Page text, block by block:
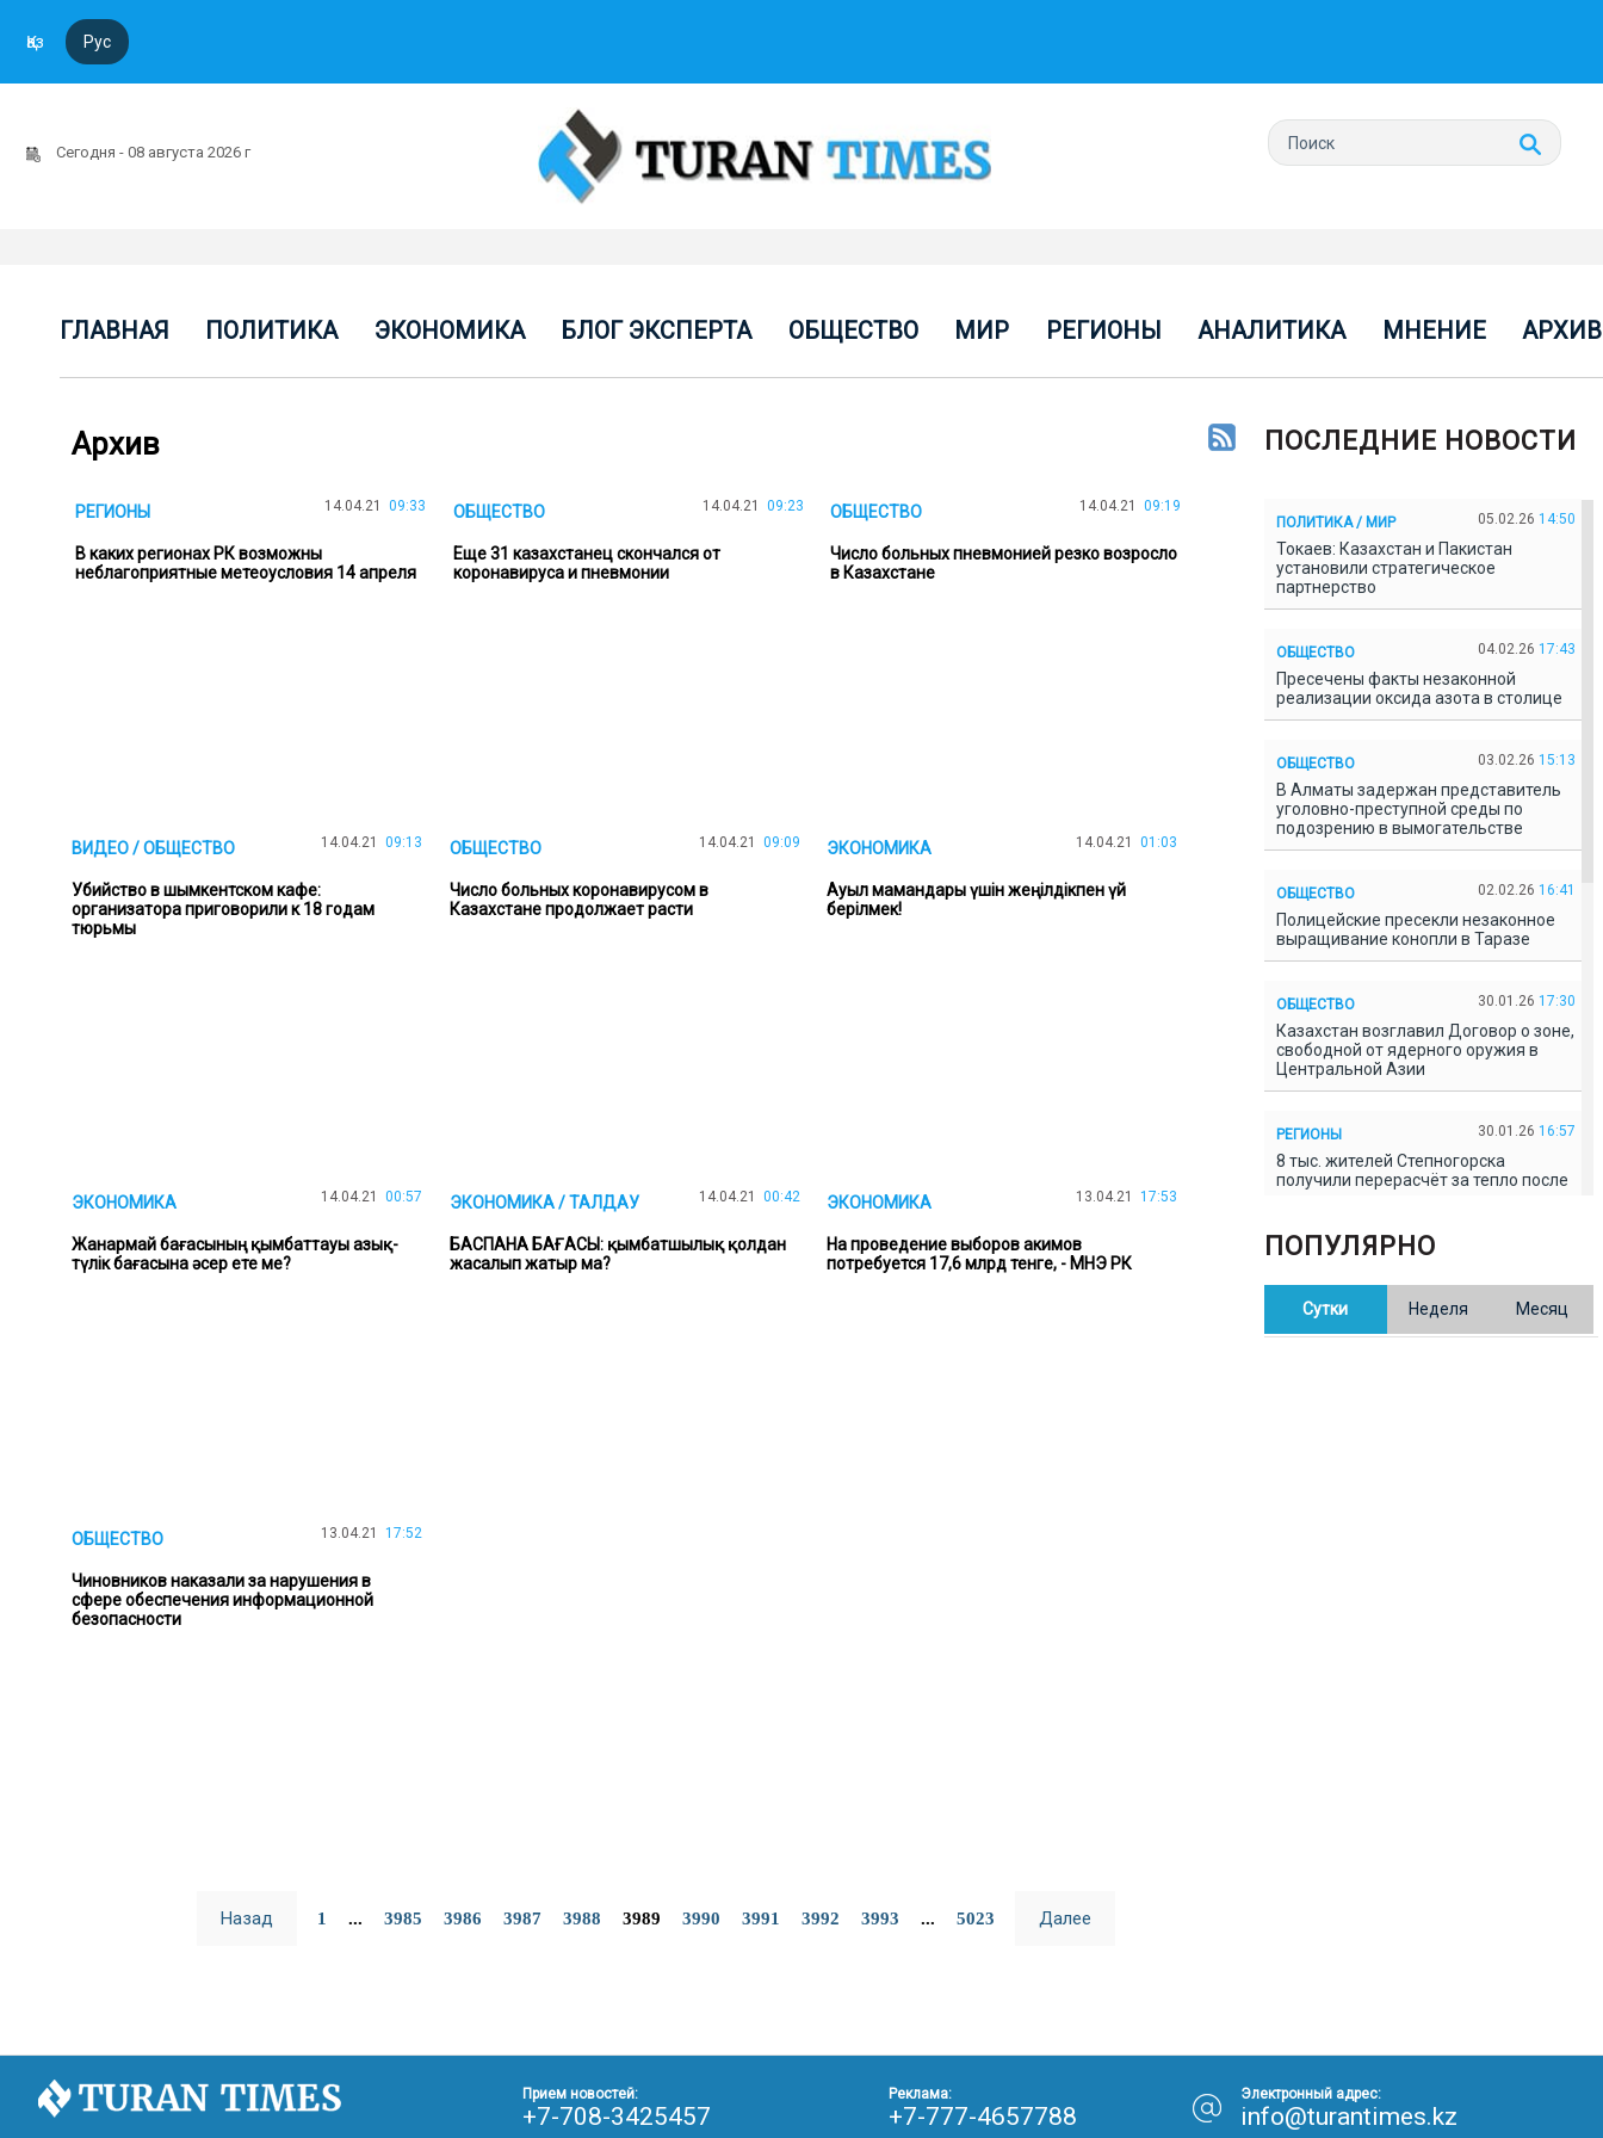
Қаз Рус
Сегодня - 08 августа 2026 г
ГЛАВНАЯ ПОЛИТИКА ЭКОНОМИКА БЛОГ ЭКСПЕРТА ОБЩЕСТВО МИР РЕГИОНЫ АНАЛИТИКА МНЕНИЕ АРХИВ
Архив
РЕГИОНЫ 14.04.21 09:33
В каких регионах РК возможны
неблагоприятные метеоусловия 14 апреля
ОБЩЕСТВО 14.04.21 09:23
Еще 31 казахстанец скончался от
коронавируса и пневмонии
ОБЩЕСТВО 14.04.21 09:19
Число больных пневмонией резко возросло
в Казахстане
ВИДЕО / ОБЩЕСТВО 14.04.21 09:13
Убийство в шымкентском кафе:
организатора приговорили к 18 годам
тюрьмы
ОБЩЕСТВО 14.04.21 09:09
Число больных коронавирусом в
Казахстане продолжает расти
ЭКОНОМИКА 14.04.21 01:03
Ауыл мамандары үшін жеңілдікпен үй
берілмек!
ЭКОНОМИКА 14.04.21 00:57
Жанармай бағасының қымбаттауы азық-
түлік бағасына әсер ете ме?
ЭКОНОМИКА / ТАЛДАУ 14.04.21 00:42
БАСПАНА БАҒАСЫ: қымбатшылық қолдан
жасалып жатыр ма?
ЭКОНОМИКА 13.04.21 17:53
На проведение выборов акимов
потребуется 17,6 млрд тенге, - МНЭ РК
ОБЩЕСТВО 13.04.21 17:52
Чиновников наказали за нарушения в
сфере обеспечения информационной
безопасности
Назад 1 ... 3985 3986 3987 3988 3989 3990 3991 3992 3993 ... 5023 Далее
ПОСЛЕДНИЕ НОВОСТИ
ПОЛИТИКА / МИР 05.02.26 14:50
Токаев: Казахстан и Пакистан
установили стратегическое
партнерство
ОБЩЕСТВО 04.02.26 17:43
Пресечены факты незаконной
реализации оксида азота в столице
ОБЩЕСТВО 03.02.26 15:13
В Алматы задержан представитель
уголовно-преступной среды по
подозрению в вымогательстве
ОБЩЕСТВО 02.02.26 16:41
Полицейские пресекли незаконное
выращивание конопли в Таразе
ОБЩЕСТВО 30.01.26 17:30
Казахстан возглавил Договор о зоне,
свободной от ядерного оружия в
Центральной Азии
РЕГИОНЫ 30.01.26 16:57
8 тыс. жителей Степногорска
получили перерасчёт за тепло после
В Казахстане готовят новую
редакцию Конституции: меняется
ПОПУЛЯРНО
Сутки Неделя Месяц
Прием новостей:
+7-708-3425457
Реклама:
+7-777-4657788
Электронный адрес:
info@turantimes.kz